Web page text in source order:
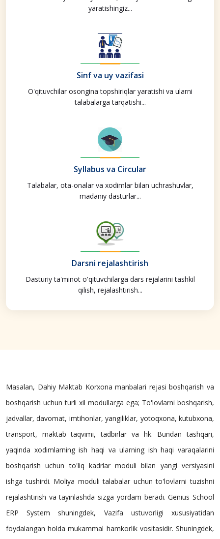
yaratishingiz...
Sinf va uy vazifasi
O'qituvchilar osongina topshiriqlar yaratishi va ularni
talabalarga tarqatishi...
Syllabus va Circular
Talabalar, ota-onalar va xodimlar bilan uchrashuvlar,
madaniy dasturlar...
Darsni rejalashtirish
Dasturiy ta'minot o'qituvchilarga dars rejalarini tashkil
qilish, rejalashtirish...
Masalan, Dahiy Maktab Korxona manbalari rejasi boshqarish va
boshqarish uchun turli xil modullarga ega; To'lovlarni boshqarish,
jadvallar, davomat, imtihonlar, yangiliklar, yotoqxona, kutubxona,
transport, maktab taqvimi, tadbirlar va hk. Bundan tashqari,
yaqinda xodimlarning ish haqi va ularning ish haqi varaqalarini
boshqarish uchun to'liq kadrlar moduli bilan yangi versiyasini
ishga tushirdi. Moliya moduli talabalar uchun to'lovlarni tuzishni
rejalashtirish va tayinlashda sizga yordam beradi. Genius School
ERP System shuningdek, Vazifa ustuvorligi xususiyatidan
foydalangan holda mukammal hamkorlik vositasidir. Shuningdek,